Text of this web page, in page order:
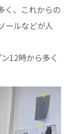
く、これからの
ールなどが人
12時から多く